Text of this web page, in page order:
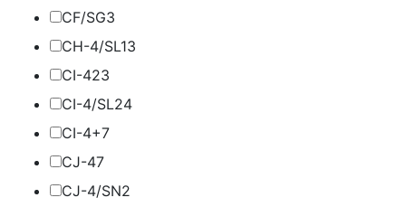
CF/SG3
CH-4/SL13
CI-423
CI-4/SL24
CI-4+7
CJ-47
CJ-4/SN2